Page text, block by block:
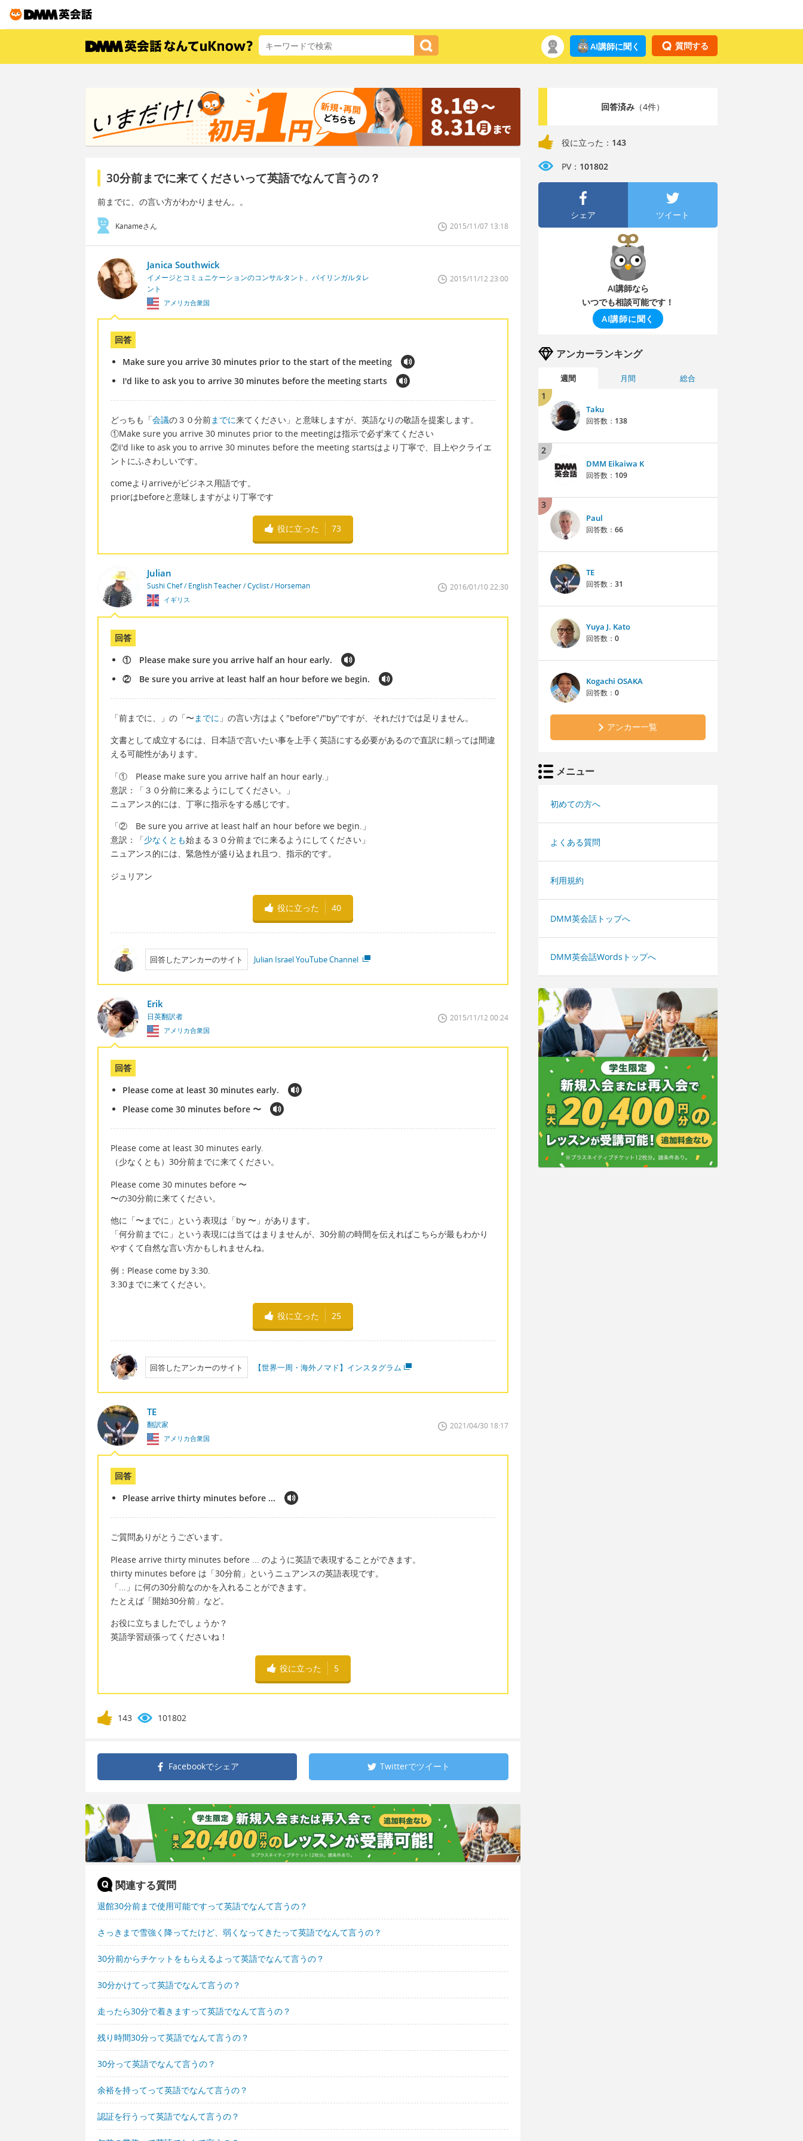
質問する
AI講師に聞く
30分前までに来てくださいって英語でなんて言うの？
前までに、の言い方がわかりません。。
Kanameさん 2015/11/07 13:18
Janica Southwick
イメージとコミュニケーションのコンサルタント、バイリンガルタレ
ント
アメリカ合衆国
2015/11/12 23:00
回答
Make sure you arrive 30 minutes prior to the start of the meeting
I'd like to ask you to arrive 30 minutes before the meeting starts
どっちも「会議の３０分前までに来てください」と意味しますが、英語なりの敬語を提案します。
①Make sure you arrive 30 minutes prior to the meetingは指示で必ず来てください
②I'd like to ask you to arrive 30 minutes before the meeting startsはより丁寧で、目上やクライエ
ントにふさわしいです。
comeよりarriveがビジネス用語です。
priorはbeforeと意味しますがより丁寧です
役に立った 73
Julian
Sushi Chef / English Teacher / Cyclist / Horseman
イギリス
2016/01/10 22:30
回答
① Please make sure you arrive half an hour early.
② Be sure you arrive at least half an hour before we begin.
「前までに、」の「〜までに 」の言い方はよく"before"/"by"ですが、それだけでは足りません。
文書として成立するには、日本語で言いたい事を上手く英語にする必要があるので直訳に頼っては間違
える可能性があります。
「① Please make sure you arrive half an hour early.」
意訳：「３０分前に来るようにしてください。」
ニュアンス的には、丁寧に指示をする感じです。
「② Be sure you arrive at least half an hour before we begin.」
意訳：「少なくとも始まる３０分前までに来るようにしてください」
ニュアンス的には、緊急性が盛り込まれ且つ、指示的です。
ジュリアン
役に立った 40
回答したアンカーのサイト Julian Israel YouTube Channel
Erik
日英翻訳者
アメリカ合衆国
2015/11/12 00:24
回答
Please come at least 30 minutes early.
Please come 30 minutes before 〜
Please come at least 30 minutes early.
（少なくとも）30分前までに来てください。
Please come 30 minutes before 〜
〜の30分前に来てください。
他に「〜までに」という表現は「by 〜」があります。
「何分前までに」という表現には当てはまりませんが、30分前の時間を伝えればこちらが最もわかり
やすくて自然な言い方かもしれませんね。
例：Please come by 3:30.
3:30までに来てください。
役に立った 25
回答したアンカーのサイト 【世界一周・海外ノマド】インスタグラム
TE
翻訳家
アメリカ合衆国
2021/04/30 18:17
回答
Please arrive thirty minutes before ...
ご質問ありがとうございます。
Please arrive thirty minutes before ... のように英語で表現することができます。
thirty minutes before は「30分前」というニュアンスの英語表現です。
「...」に何の30分前なのかを入れることができます。
たとえば「開始30分前」など。
お役に立ちましたでしょうか？
英語学習頑張ってくださいね！
役に立った 5
143 101802
Facebookでシェア Twitterでツイート
関連する質問
退館30分前まで使用可能ですって英語でなんて言うの？
さっきまで雪強く降ってたけど、弱くなってきたって英語でなんて言うの？
30分前からチケットをもらえるよって英語でなんて言うの？
30分かけてって英語でなんて言うの？
走ったら30分で着きますって英語でなんて言うの？
残り時間30分って英語でなんて言うの？
30分って英語でなんて言うの？
余裕を持ってって英語でなんて言うの？
認証を行うって英語でなんて言うの？
回答済み（4件）
役に立った： 143
PV： 101802
シェア ツイート
AI講師なら
いつでも相談可能です！
AI講師に聞く
アンカーランキング
週間 月間 総合
1
Taku
回答数： 138
2
DMM Eikaiwa K
回答数： 109
3
Paul
回答数： 66
TE
回答数： 31
Yuya J. Kato
回答数： 0
Kogachi OSAKA
回答数： 0
アンカー一覧
メニュー
初めての方へ
よくある質問
利用規約
DMM英会話トップへ
DMM英会話Wordsトップへ